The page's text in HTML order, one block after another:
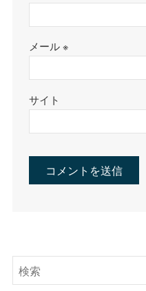
メール※
サイト